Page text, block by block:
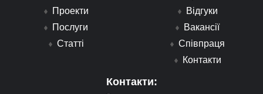
Проекти
Послуги
Статті
Відгуки
Вакансії
Співпраця
Контакти
Контакти: